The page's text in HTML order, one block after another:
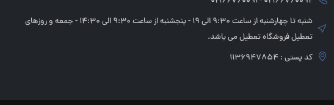
شنبه تا چهارشنبه از ساعت 9:30 الی 19 - پنجشنبه از ساعت 9:30 الی 14:30 - جمعه و روزهای
تعطیل فروشگاه تعطیل می باشد.
کد پستی : 1136947854